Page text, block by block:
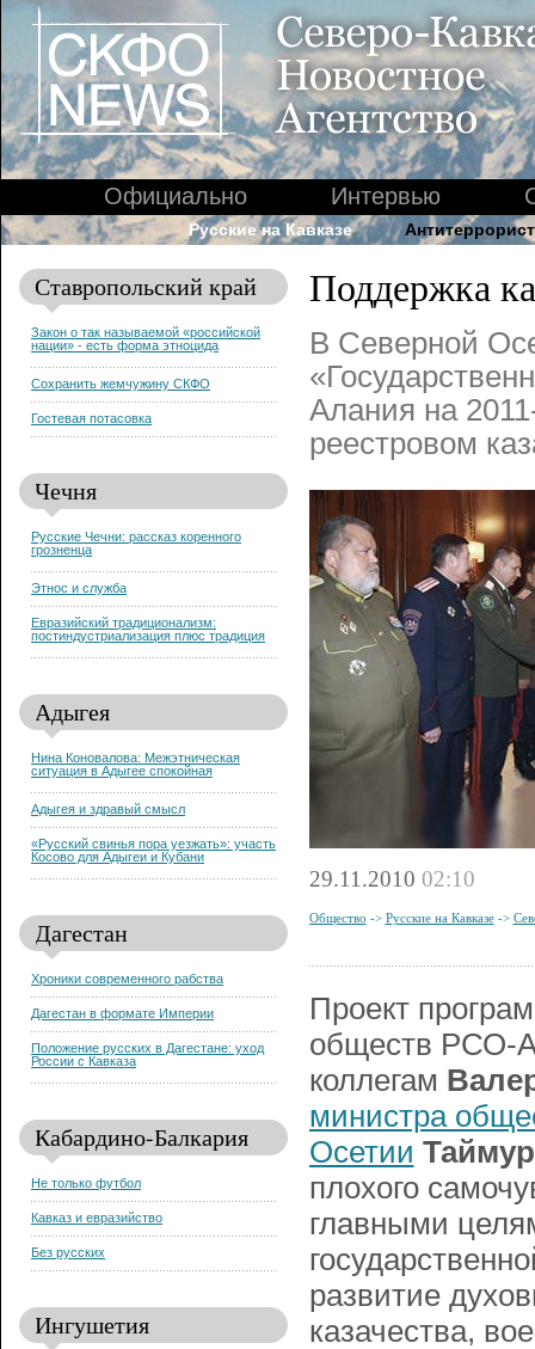
Официально Интервью
Русские на Кавказе
Ставропольский край
Закон о так называемой «российской
нации» - есть форма этноцида
Сохранить жемчужину СКФО
Гостевая потасовка
Чечня
Русские Чечни: рассказ коренного
грозненца
Этнос и служба
Евразийский традиционализм:
постиндустриализация плюс традиция
Адыгея
Нина Коновалова: Межэтническая
ситуация в Адыгее спокойная
Адыгея и здравый смысл
«Русский свинья пора уезжать»: участь
Косово для Адыгеи и Кубани
Дагестан
Хроники современного рабства
Дагестан в формате Империи
Положение русских в Дагестане: уход
России с Кавказа
Кабардино-Балкария
Не только футбол
Кавказ и евразийство
Без русских
Ингушетия
Поддержка
В Северной
Алания на
реестровом
29.11.2010 02:10
Общество -> Русские на Кавказе ->
Проект
обществ РСО-
коллегам
министра
Осетии
плохого
главными
развитие
казачества,